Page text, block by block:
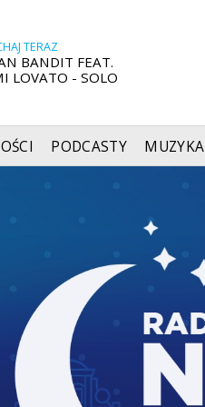
TERAZ
BANDIT FEAT.
LOVATO - SOLO
PODCASTY MUZYKA